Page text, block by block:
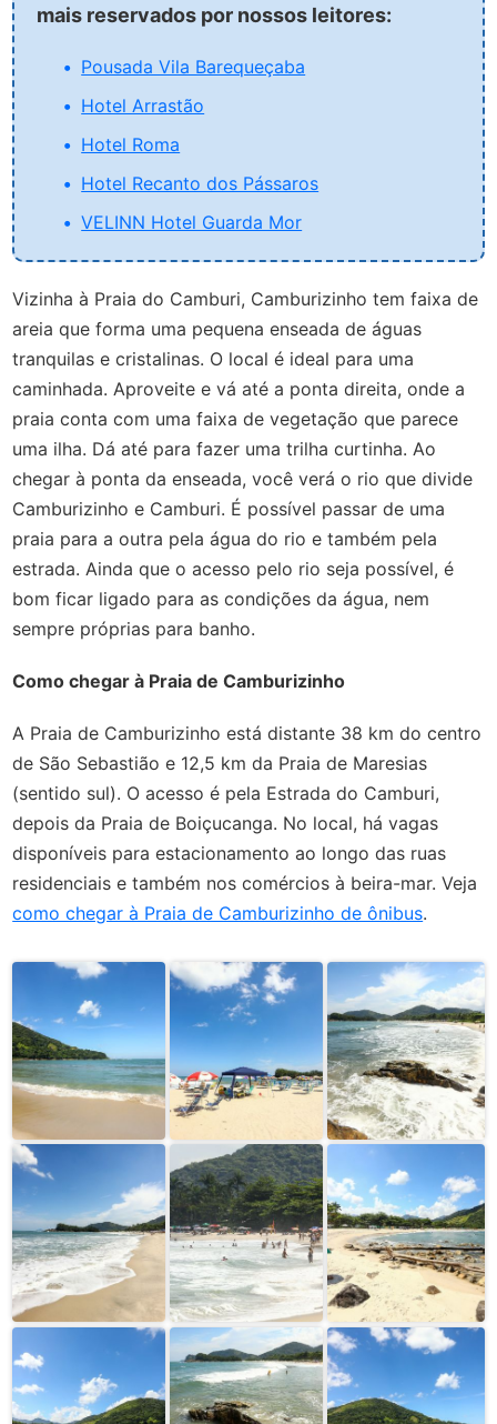
mais reservados por nossos leitores:
Pousada Vila Barequeçaba
Hotel Arrastão
Hotel Roma
Hotel Recanto dos Pássaros
VELINN Hotel Guarda Mor
Vizinha à Praia do Camburi, Camburizinho tem faixa de
areia que forma uma pequena enseada de águas
tranquilas e cristalinas. O local é ideal para uma
caminhada. Aproveite e vá até a ponta direita, onde a
praia conta com uma faixa de vegetação que parece
uma ilha. Dá até para fazer uma trilha curtinha. Ao
chegar à ponta da enseada, você verá o rio que divide
Camburizinho e Camburi. É possível passar de uma
praia para a outra pela água do rio e também pela
estrada. Ainda que o acesso pelo rio seja possível, é
bom ficar ligado para as condições da água, nem
sempre próprias para banho.
Como chegar à Praia de Camburizinho
A Praia de Camburizinho está distante 38 km do centro
de São Sebastião e 12,5 km da Praia de Maresias
(sentido sul). O acesso é pela Estrada do Camburi,
depois da Praia de Boiçucanga. No local, há vagas
disponíveis para estacionamento ao longo das ruas
residenciais e também nos comércios à beira-mar. Veja
como chegar à Praia de Camburizinho de ônibus.